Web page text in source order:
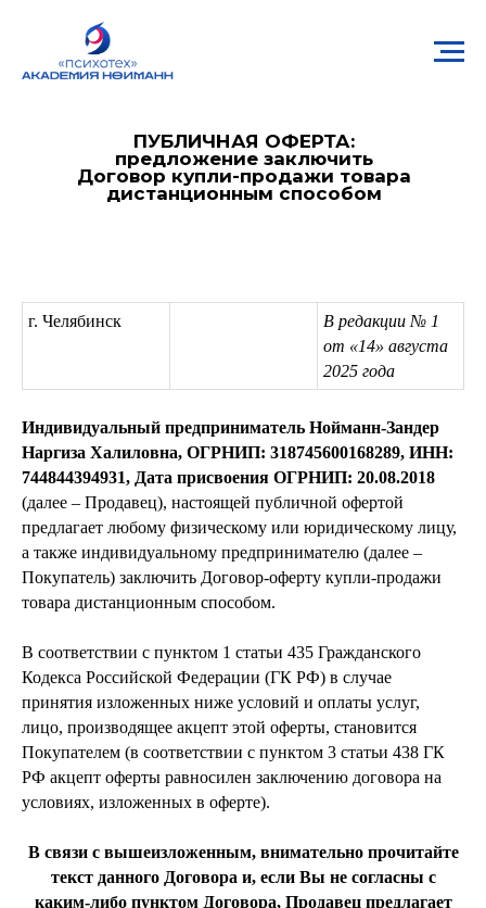
ПУБЛИЧНАЯ ОФЕРТА:
предложение заключить
Договор купли-продажи товара
дистанционным способом
г. Челябинск
В редакции № 1
от «14» августа
2025 года
Индивидуальный предприниматель Нойманн-Зандер
Наргиза Халиловна, ОГРНИП: 318745600168289, ИНН:
744844394931, Дата присвоения ОГРНИП: 20.08.2018
(далее – Продавец), настоящей публичной офертой
предлагает любому физическому или юридическому лицу,
а также индивидуальному предпринимателю (далее –
Покупатель) заключить Договор-оферту купли-продажи
товара дистанционным способом.
В соответствии с пунктом 1 статьи 435 Гражданского
Кодекса Российской Федерации (ГК РФ) в случае
принятия изложенных ниже условий и оплаты услуг,
лицо, производящее акцепт этой оферты, становится
Покупателем (в соответствии с пунктом 3 статьи 438 ГК
РФ акцепт оферты равносилен заключению договора на
условиях, изложенных в оферте).
В связи с вышеизложенным, внимательно прочитайте
текст данного Договора и, если Вы не согласны с
каким-либо пунктом Договора, Продавец предлагает